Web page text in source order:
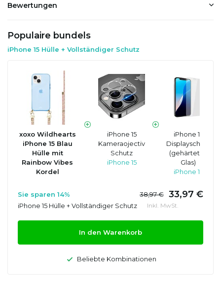
Bewertungen
Populaire bundels
iPhone 15 Hülle + Vollständiger Schutz
xoxo Wildhearts
iPhone 15 Blau
Hülle mit
Rainbow Vibes
Kordel
iPhone 15
Kameraojectiv
Schutz
iPhone 15
iPhone 15
Displayschutz
(gehärtetes
Glas)
iPhone 15
Sie sparen 14% 38,97 € 33,97 €
iPhone 15 Hülle + Vollständiger Schutz Inkl. MwSt.
In den Warenkorb
Beliebte Kombinationen